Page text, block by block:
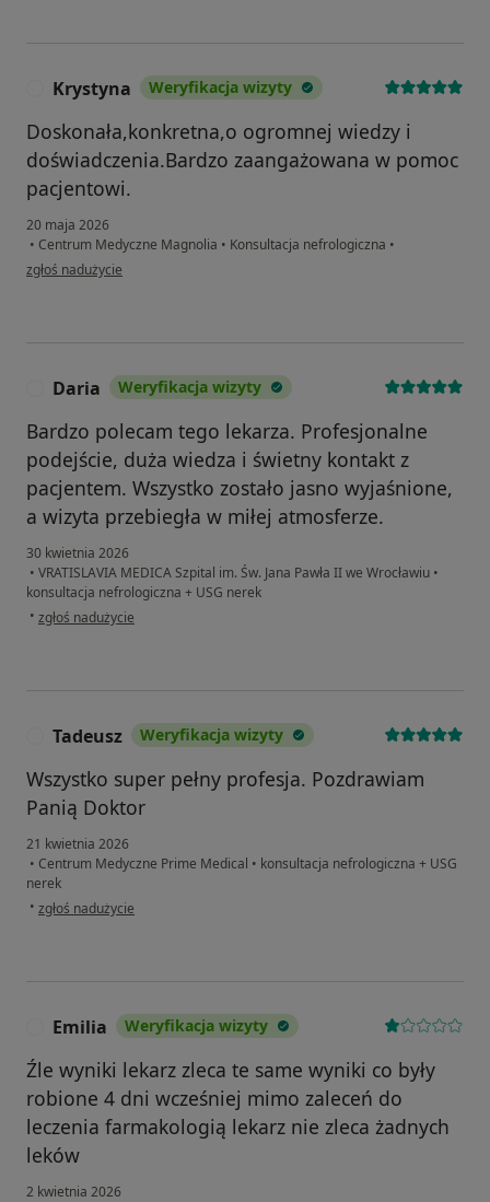
Krystyna Weryfikacja wizyty
Doskonała,konkretna,o ogromnej wiedzy i
doświadczenia.Bardzo zaangażowana w pomoc
pacjentowi.
20 maja 2026
• Centrum Medyczne Magnolia • Konsultacja nefrologiczna •
w opinii użytkownika Krystyna
zgłoś nadużycie
Daria Weryfikacja wizyty
Bardzo polecam tego lekarza. Profesjonalne
podejście, duża wiedza i świetny kontakt z
pacjentem. Wszystko zostało jasno wyjaśnione,
a wizyta przebiegła w miłej atmosferze.
30 kwietnia 2026
• VRATISLAVIA MEDICA Szpital im. Św. Jana Pawła II we Wrocławiu •
konsultacja nefrologiczna + USG nerek
• w opinii użytkownika Daria
zgłoś nadużycie
Tadeusz Weryfikacja wizyty
Wszystko super pełny profesja. Pozdrawiam
Panią Doktor
21 kwietnia 2026
• Centrum Medyczne Prime Medical • konsultacja nefrologiczna + USG
nerek
• w opinii użytkownika Tadeusz
zgłoś nadużycie
Emilia Weryfikacja wizyty
Źle wyniki lekarz zleca te same wyniki co były
robione 4 dni wcześniej mimo zaleceń do
leczenia farmakologią lekarz nie zleca żadnych
leków
2 kwietnia 2026